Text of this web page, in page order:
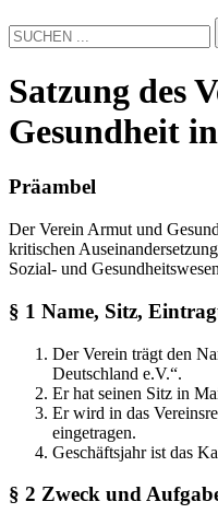
Suche
nach:
Satzung des
Gesundheit
Präambel
Der Verein Armut und
kritischen
Sozial- und
§ 1 Name, Sitz,
Der Verein trägt den
Deutschland e.V.“.
Er hat seinen Sitz in
Er wird in das
eingetragen.
Geschäftsjahr ist das
§ 2 Zweck und